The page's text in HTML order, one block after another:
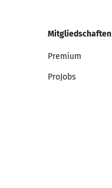
Mitgliedschaften
Premium
ProJobs